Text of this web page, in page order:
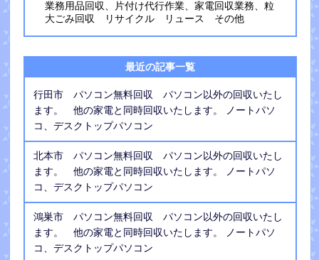
業務用品回収、片付け代行作業、家電回収業務、粒
大ごみ回収 リサイクル リュース その他
最近の記事一覧
行田市 パソコン無料回収 パソコン以外の回収いたし
ます。 他の家電と同時回収いたします。 ノートパソ
コ、デスクトップパソコン
北本市 パソコン無料回収 パソコン以外の回収いたし
ます。 他の家電と同時回収いたします。 ノートパソ
コ、デスクトップパソコン
鴻巣市 パソコン無料回収 パソコン以外の回収いたし
ます。 他の家電と同時回収いたします。 ノートパソ
コ、デスクトップパソコン